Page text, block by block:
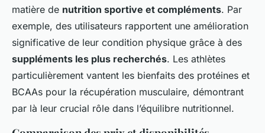
matière de nutrition sportive et compléments. Par
exemple, des utilisateurs rapportent une amélioration
significative de leur condition physique grâce à des
suppléments les plus recherchés. Les athlètes
particulièrement vantent les bienfaits des protéines et
BCAAs pour la récupération musculaire, démontrant
par là leur crucial rôle dans l’équilibre nutritionnel.